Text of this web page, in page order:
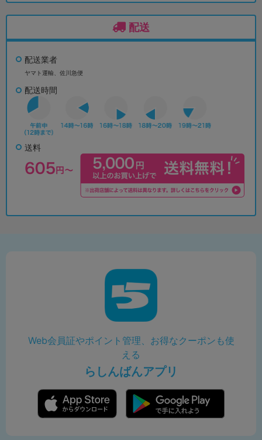
配送
配送業者
ヤマト運輸、佐川急便
配送時間
送料
Web会員証やポイント管理、お得なクーポンも使
える
らしんばんアプリ